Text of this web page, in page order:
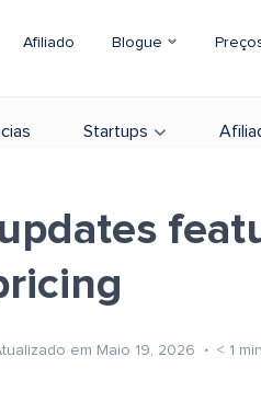
Afiliado Blogue
Startups
em Maio 19, 2026 < 1